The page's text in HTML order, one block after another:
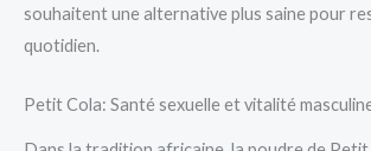
souhaitent une alternative plus saine pour
quotidien.
Petit Cola: Santé sexuelle et vitalité